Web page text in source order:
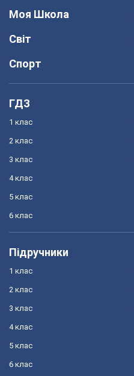
Моя Школа
Світ
Спорт
ГДЗ
1 клас
2 клас
3 клас
4 клас
5 клас
6 клас
Підручники
1 клас
2 клас
3 клас
4 клас
5 клас
6 клас